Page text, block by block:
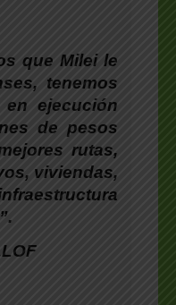
que Milei le
tenemos
ejecución
de pesos
rutas,
viviendas,